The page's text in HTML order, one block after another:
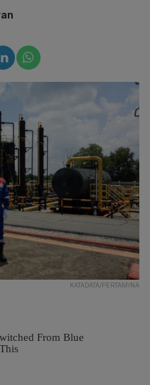
KATADATA/PERTAMINA